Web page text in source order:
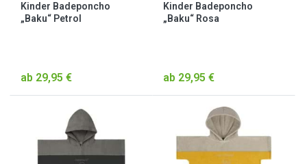
Kinder Badeponcho
„Baku“ Petrol
ab 29,95 €
Kinder Badeponcho
„Baku“ Rosa
ab 29,95 €